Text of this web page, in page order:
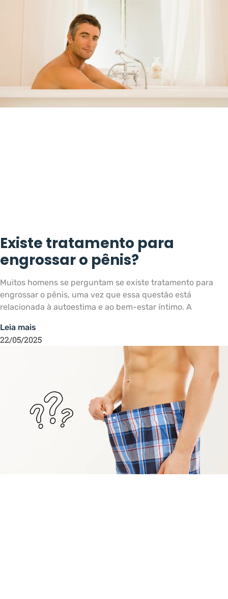
Existe tratamento para
engrossar o pênis?
Muitos homens se perguntam se existe tratamento para
engrossar o pênis, uma vez que essa questão está
relacionada à autoestima e ao bem-estar íntimo. A
Leia mais
22/05/2025